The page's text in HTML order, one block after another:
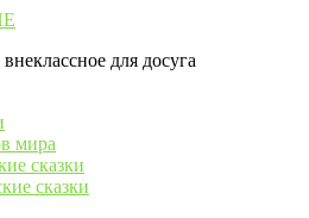
для досуга
мира
сказки
сказки